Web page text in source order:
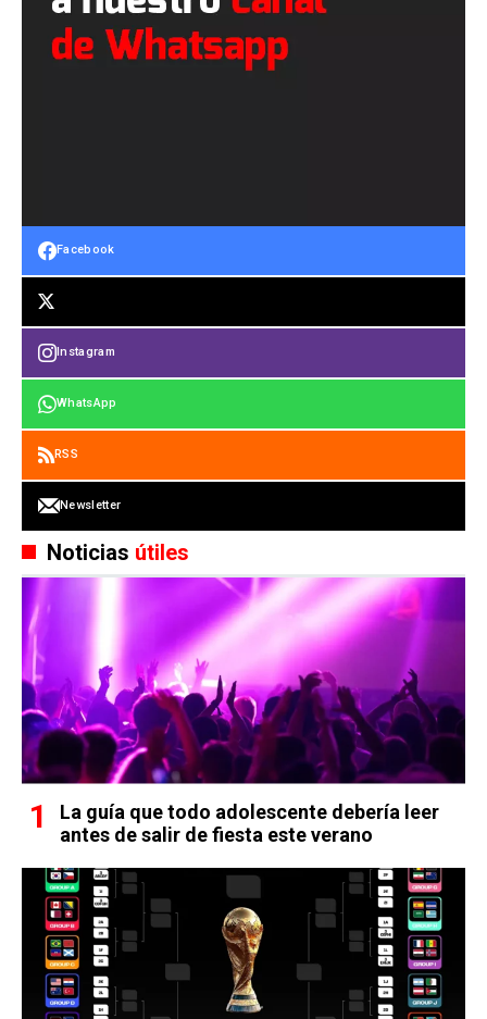
Facebook
Instagram
WhatsApp
RSS
Newsletter
Noticias útiles
La guía que todo adolescente debería leer
antes de salir de fiesta este verano